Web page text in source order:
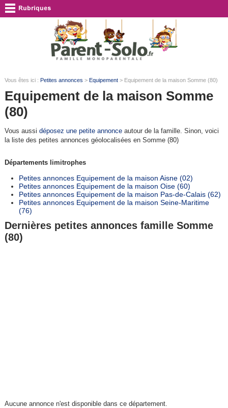
Vous êtes ici : Petites annonces > Equipement> Equipement de la maison Somme (80)
Equipement de la maison Somme
(80)
Vous aussi déposez une petite annonceautour de la famille. Sinon, voici
la liste des petites annonces géolocalisées en Somme (80)
Départements limitrophes
Petites annonces Equipement de la maison Aisne (02)
Petites annonces Equipement de la maison Oise (60)
Petites annonces Equipement de la maison Pas-de-Calais (62)
Petites annonces Equipement de la maison Seine-Maritime
(76)
Dernières petites annonces famille Somme
(80)
Aucune annonce n'est disponible dans ce département.